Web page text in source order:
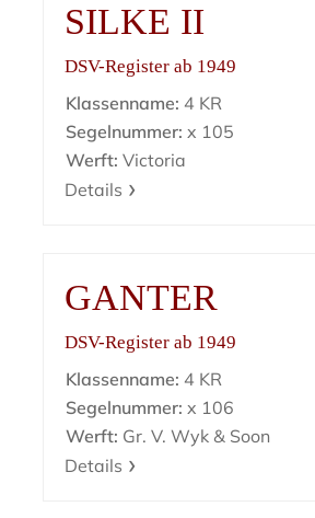
SILKE II
DSV-Register ab 1949
Klassenname: 4 KR
Segelnummer: x 105
Werft: Victoria
Details
GANTER
DSV-Register ab 1949
Klassenname: 4 KR
Segelnummer: x 106
Werft: Gr. V. Wyk & Soon
Details